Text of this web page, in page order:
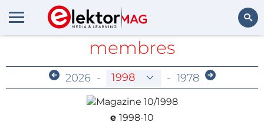
Archives réservées aux
membres
2026 - - 1978
e 1998-10